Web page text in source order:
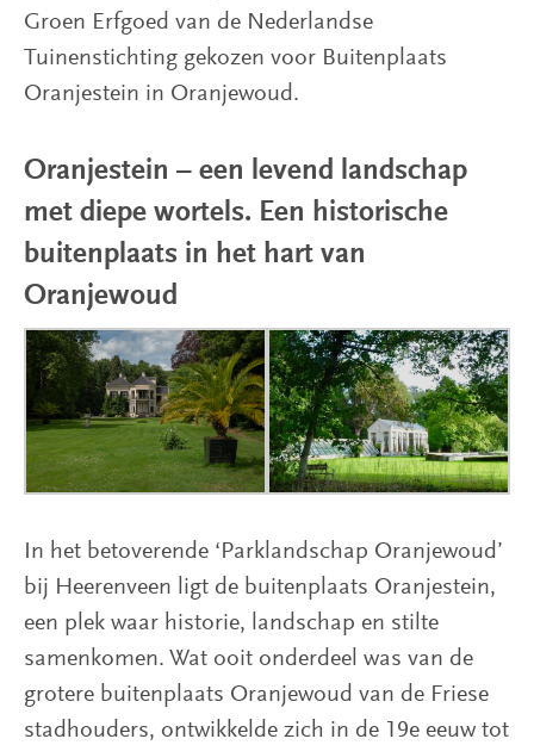
Groen Erfgoed van de Nederlandse
Tuinenstichting gekozen voor Buitenplaats
Oranjestein in Oranjewoud.
Oranjestein – een levend landschap
met diepe wortels. Een historische
buitenplaats in het hart van
Oranjewoud
In het betoverende ‘Parklandschap Oranjewoud’
bij Heerenveen ligt de buitenplaats Oranjestein,
een plek waar historie, landschap en stilte
samenkomen. Wat ooit onderdeel was van de
grotere buitenplaats Oranjewoud van de Friese
stadhouders, ontwikkelde zich in de 19e eeuw tot